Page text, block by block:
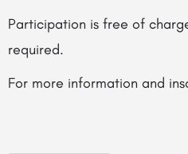
Participation is free of
required.
For more information and